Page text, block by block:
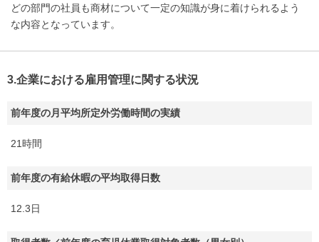
どの部門の社員も商材について一定の知識が身に着けられるよう
な内容となっています。
3.企業における雇用管理に関する状況
前年度の月平均所定外労働時間の実績
21時間
前年度の有給休暇の平均取得日数
12.3日